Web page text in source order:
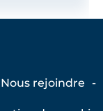
Nous rejoindre